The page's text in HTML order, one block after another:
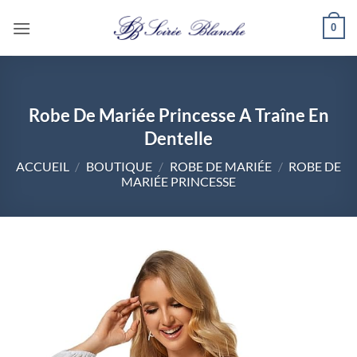
0
Robe De Mariée Princesse A Traîne En
Dentelle
ACCUEIL / BOUTIQUE / ROBE DE MARIÉE / ROBE DE
MARIÉE PRINCESSE